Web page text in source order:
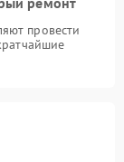
провести